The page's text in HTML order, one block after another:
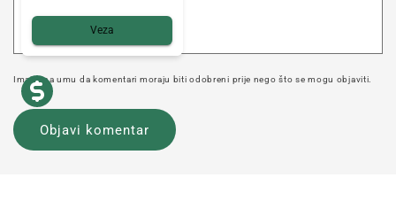
Imajte na umu da komentari moraju biti odobreni prije nego što se mogu objaviti.
Veza